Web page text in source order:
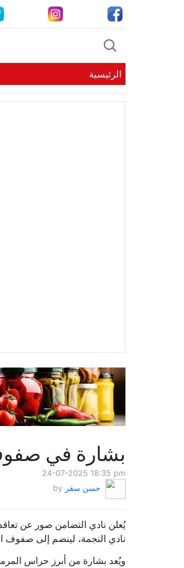
الرئيسية
بشارة في
24-07-2025 18:35 pm
by حسن سقر
يُعلن نادي التضامن صور عن
نادي النجمة، لينضم إلى صفوف
ويُعد بشارة من أبرز حراس